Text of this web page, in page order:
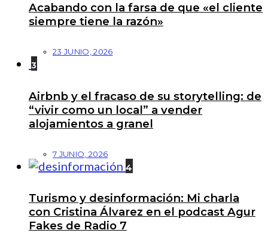
Acabando con la farsa de que «el cliente
siempre tiene la razón»
23 JUNIO, 2026
3
Airbnb y el fracaso de su storytelling: de
“vivir como un local” a vender
alojamientos a granel
7 JUNIO, 2026
4
Turismo y desinformación: Mi charla
con Cristina Álvarez en el podcast Agur
Fakes de Radio 7